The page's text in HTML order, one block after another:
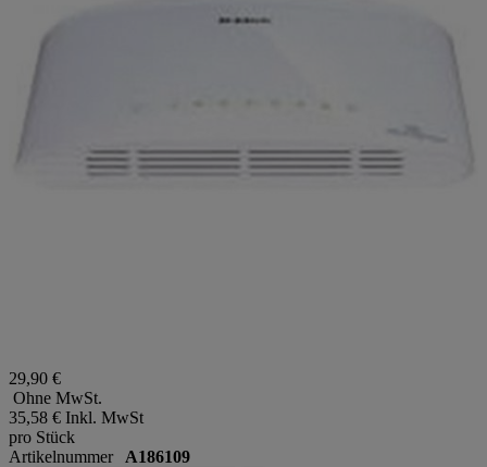
29,90 €
Ohne MwSt.
35,58 € Inkl. MwSt
pro Stück
Artikelnummer A186109